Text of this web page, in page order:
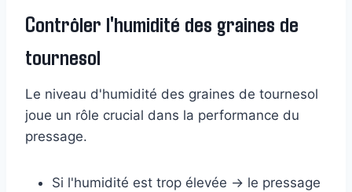
Contrôler l'humidité des graines de
tournesol
Le niveau d'humidité des graines de tournesol
joue un rôle crucial dans la performance du
pressage.
Si l'humidité est trop élevée → le pressage